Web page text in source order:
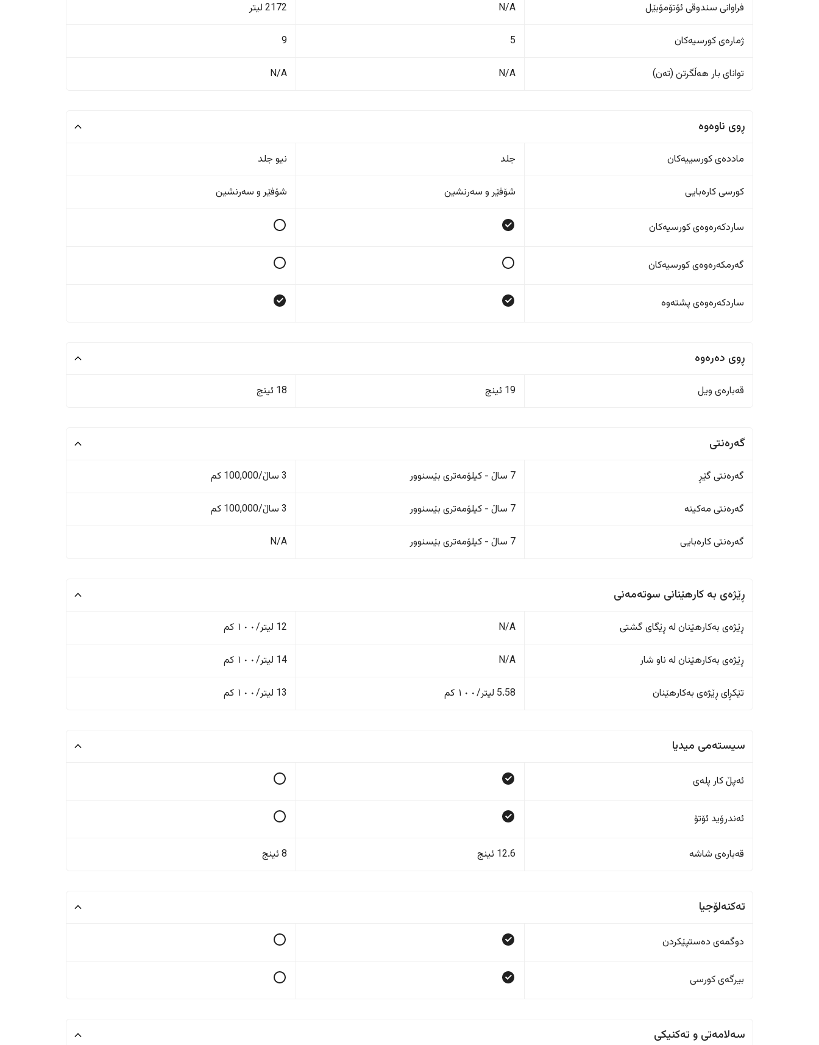
فراوانی سندوقی ئۆتۆمۆبێل N/A 2172 لیتر
ژمارەی کورسیەکان 5
9
تواناى بار هەڵگرتن (تەن) N/A
N/A
ڕوی ناوەوە
ماددەی کورسییەکان جلد نیو جلد
کورسی کارەبایی شۆفێر و سەرنشین شۆفێر و سەرنشین
ساردکەرەوەی کورسیەکان
گەرمکەرەوەی کورسیەکان
ساردکەرەوەی پشتەوە
ڕوی دەرەوە
قەبارەی ویل 19 ئینج 18 ئینج
گەرەنتی
گەرەنتی گێڕ 7 ساڵ - کیلۆمەتری بێسنوور 3 ساڵ/100,000 کم
گەرەنتی مەکینە 7 ساڵ - کیلۆمەتری بێسنوور 3 ساڵ/100,000 کم
گەرەنتی کارەبایی 7 ساڵ - کیلۆمەتری بێسنوور N/A
ڕێژەى به کارهێنانی سوتەمەنی
ڕێژەى بەکارهێنان له ڕێگای گشتی N/A 12 لیتر/١٠٠ کم
ڕێژەى بەکارهێنان له ناو شار N/A 14 لیتر/١٠٠ کم
تێکڕای ڕێژەى بەکارهێنان 5.58 لیتر/١٠٠ کم 13 لیتر/١٠٠ کم
سیستەمی میدیا
ئەپڵ کار پلەی
ئەندرۆید ئۆتۆ
قەبارەی شاشە 12.6 ئینج 8 ئینج
تەکنەلۆجیا
دوگمەی دەستپێکردن
بیرگەی کورسی
سەلامەتی و تەکنیکی